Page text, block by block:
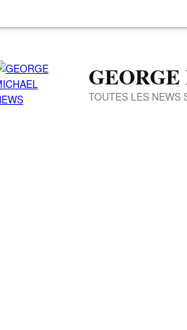
TOUTES LES NEWS